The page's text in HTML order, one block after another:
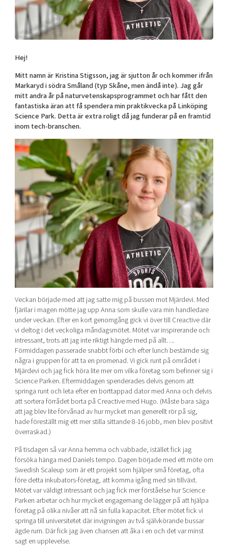
Shaping cities and regions
East Sweden Tech Women
Reversed mentorship
Current offers and activities
Upscaling
Talent & skills
Startup & industry collaboration
Offers to boost your business
Funding opportunities
Our community of companies
Projects
Publications
Project toolbox
Our clusters
Reach out to us
Locations
Today's lunch in Mjärdevi
Hej!
Mitt namn är Kristina Stigsson, jag är sjutton år och kommer ifrån
Markaryd i södra Småland (typ Skåne, men ändå inte). Jag går
mitt andra år på naturvetenskapsprogrammet och har fått den
fantastiska äran att få spendera min praktikvecka på Linköping
Science Park. Detta är extra roligt då jag funderar på en framtid
inom tech-branschen.
Veckan började med att jag satte mig på bussen mot Mjärdevi. Med
fjärilar i magen mötte jag upp Anna som skulle vara min handledare
under veckan. Efter en kort genomgång gick vi över till Creactive där
vi deltog i det veckoliga måndagsmötet. Mötet var inspirerande och
intressant, trots att jag inte riktigt hängde med på allt….
Förmiddagen passerade snabbt förbi och efter lunch bestämde sig
några i gruppen för att ta en promenad. Vi gick runt på området i
Mjärdevi och jag fick höra lite mer om vilka företag som befinner sig i
Science Parken. Eftermiddagen spenderades delvis genom att
springa runt och leta efter en borttappad dator med Anna och delvis
att sortera förrådet borta på Creactive med Hugo. (Måste bara säga
att jag blev lite förvånad av hur mycket man generellt rör på sig,
hade föreställt mig ett mer stilla sittande 8-16 jobb, men blev positivt
överraskad.)
På tisdagen så var Anna hemma och vabbade, istället fick jag
försöka hänga med Daniels tempo. Dagen började med ett möte om
Swedish Scaleup som är ett projekt som hjälper små företag, ofta
före detta inkubators-företag, att komma igång med sin tillväxt.
Mötet var väldigt intressant och jag fick mer förståelse hur Science
Parken arbetar och hur mycket engagemang de lägger på att hjälpa
företag på olika nivåer att nå sin fulla kapacitet. Efter mötet fick vi
springa till universitetet där invigningen av två självkörande bussar
ägde rum. Där fick jag även chansen att åka i en och det var minst
sagt en upplevelse.